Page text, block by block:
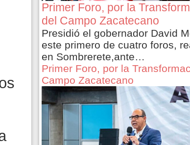
Primer Foro, por la
del Campo Zacatecano
Presidió el gobernador David
este primero de cuatro foros,
en Sombrerete,ante…
Primer Foro, por la
Campo Zacatecano